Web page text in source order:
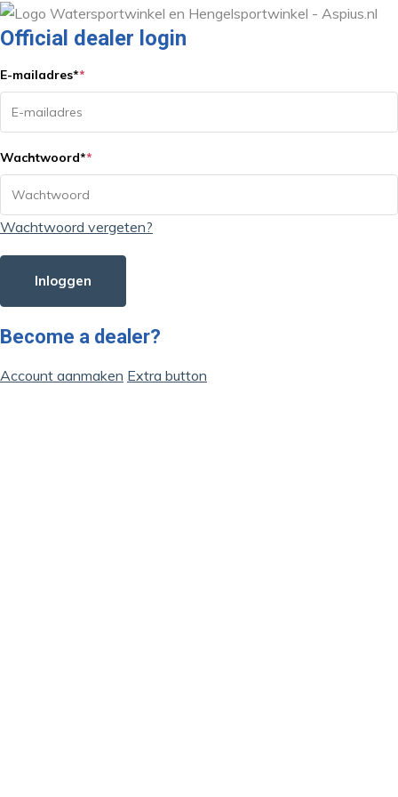
Official dealer login
E-mailadres**
Wachtwoord**
Wachtwoord vergeten?
Inloggen
Become a dealer?
Account aanmaken Extra button